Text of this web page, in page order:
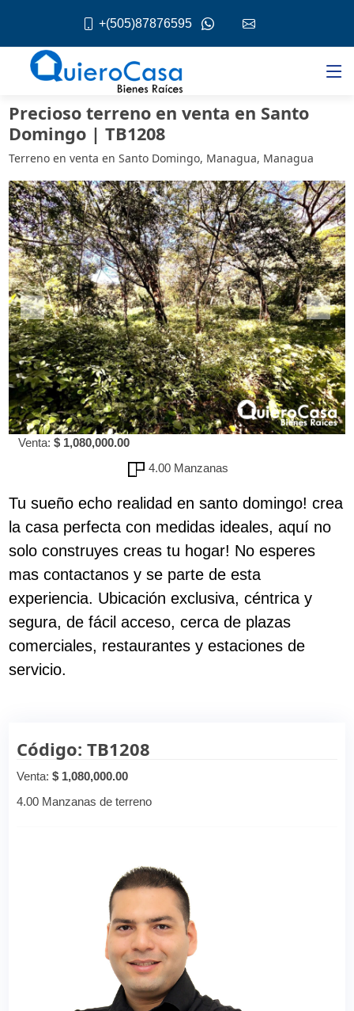
+(505)87876595
Precioso terreno en venta en Santo
Domingo | TB1208
Terreno en venta en Santo Domingo, Managua, Managua
Venta: $ 1,080,000.00
4.00 Manzanas
Tu sueño echo realidad en santo domingo! crea
la casa perfecta con medidas ideales, aquí no
solo construyes creas tu hogar! No esperes
mas contactanos y se parte de esta
experiencia. Ubicación exclusiva, céntrica y
segura, de fácil acceso, cerca de plazas
comerciales, restaurantes y estaciones de
servicio.
Código: TB1208
Venta:$ 1,080,000.00
4.00 Manzanas de terreno